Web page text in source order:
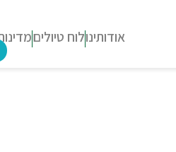
אודותינולוח טיולים